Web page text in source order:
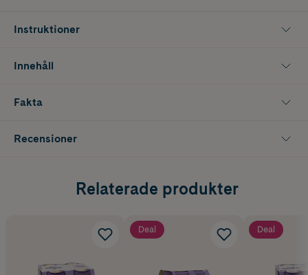
Instruktioner
Innehåll
Fakta
Recensioner
Relaterade produkter
Deal Deal